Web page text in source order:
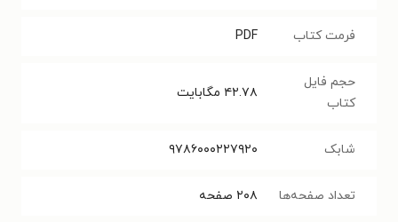
فرمت کتاب PDF
حجم فایل
کتاب
۴۲.۷۸ مگابایت
شابک ۹۷۸۶۰۰۰۲۲۷۹۲۰
تعداد صفحه‌ها ۲۰۸ صفحه